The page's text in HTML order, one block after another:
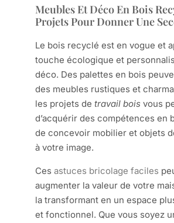
Meubles Et Déco En Bois
Projets Pour Donner Une
Le bois recyclé est en vogue et
touche écologique et
déco. Des palettes en bois
des meubles rustiques et
les projets de travail bois vous
d’acquérir des compétences en
de concevoir mobilier et objets
à votre image.
Ces astuces bricolage faciles
augmenter la valeur de votre
la transformant en un espace
et fonctionnel. Que vous soyez